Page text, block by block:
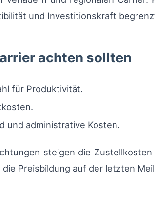
und Investitionskraft
achten sollten
für Produktivität.
und administrative Kosten.
steigen die
Preisbildung auf der letzten